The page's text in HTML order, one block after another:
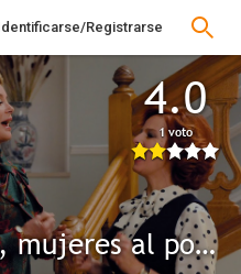
Registrarse
4.0
1 voto
Potiche, mujeres al poder